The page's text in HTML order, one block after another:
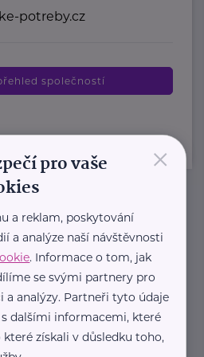
potreby.cz
společností
inspirace na každý den,
zkušeností. Takový je
Přihlaste se k jeho
které vám pomohou
×
pro vaše
a reklam, poskytování
a analýze naší návštěvnosti
. Informace o tom, jak
se svými partnery pro
a analýzy. Partneři tyto údaje
dalšími informacemi, které
získali v důsledku toho,